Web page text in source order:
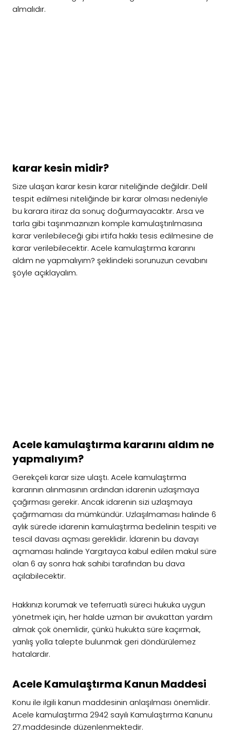
almalıdır.
karar kesin midir?
Size ulaşan karar kesin karar niteliğinde değildir. Delil
tespit edilmesi niteliğinde bir karar olması nedeniyle
bu karara itiraz da sonuç doğurmayacaktır. Arsa ve
tarla gibi taşınmazınızın komple kamulaştırılmasına
karar verilebileceği gibi irtifa hakkı tesis edilmesine de
karar verilebilecektir. Acele kamulaştırma kararını
aldım ne yapmalıyım? şeklindeki sorunuzun cevabını
şöyle açıklayalım.
Acele kamulaştırma kararını aldım ne
yapmalıyım?
Gerekçeli karar size ulaştı. Acele kamulaştırma
kararının alınmasının ardından idarenin uzlaşmaya
çağırması gerekir. Ancak idarenin sizi uzlaşmaya
çağırmaması da mümkündür. Uzlaşılmaması halinde 6
aylık sürede idarenin kamulaştırma bedelinin tespiti ve
tescil davası açması gereklidir. İdarenin bu davayı
açmaması halinde Yargıtayca kabul edilen makul süre
olan 6 ay sonra hak sahibi tarafından bu dava
açılabilecektir.
Hakkınızı korumak ve teferruatlı süreci hukuka uygun
yönetmek için, her halde uzman bir avukattan yardım
almak çok önemlidir, çünkü hukukta süre kaçırmak,
yanlış yolla talepte bulunmak geri döndürülemez
hatalardır.
Acele Kamulaştırma Kanun Maddesi
Konu ile ilgili kanun maddesinin anlaşılması önemlidir.
Acele kamulaştırma 2942 sayılı Kamulaştırma Kanunu
27.maddesinde düzenlenmektedir.